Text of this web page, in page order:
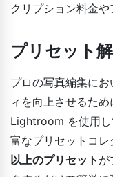
クリプション料金や
プリセット
プロの写真編集にお
ィを向上させるた
Lightroom を使用
富なプリセットコレ
以上のプリセット が